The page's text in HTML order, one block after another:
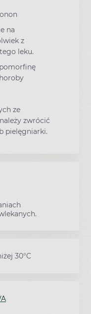
na
z
leku.
ze
zwrócić
pielęgniarki.
30°C